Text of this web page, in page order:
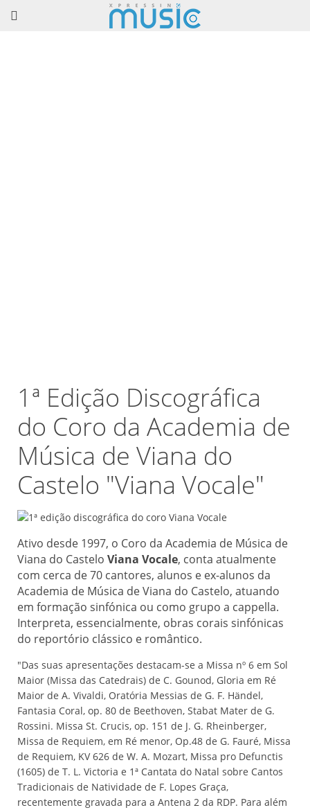
1ª Edição Discográfica
do Coro da Academia de
Música de Viana do
Castelo "Viana Vocale"
Ativo desde 1997, o Coro da Academia de Música de
Viana do Castelo Viana Vocale, conta atualmente
com cerca de 70 cantores, alunos e ex-alunos da
Academia de Música de Viana do Castelo, atuando
em formação sinfónica ou como grupo a cappella.
Interpreta, essencialmente, obras corais sinfónicas
do reportório clássico e romântico.
"Das suas apresentações destacam-se a Missa nº 6 em Sol
Maior (Missa das Catedrais) de C. Gounod, Gloria em Ré
Maior de A. Vivaldi, Oratória Messias de G. F. Händel,
Fantasia Coral, op. 80 de Beethoven, Stabat Mater de G.
Rossini. Missa St. Crucis, op. 151 de J. G. Rheinberger,
Missa de Requiem, em Ré menor, Op.48 de G. Fauré, Missa
de Requiem, KV 626 de W. A. Mozart, Missa pro Defunctis
(1605) de T. L. Victoria e 1ª Cantata do Natal sobre Cantos
Tradicionais de Natividade de F. Lopes Graça,
recentemente gravada para a Antena 2 da RDP. Para além